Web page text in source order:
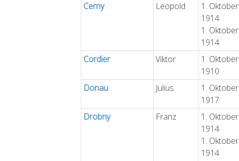
Cerny Leopold
1. Oktober
1914
1. Oktober
1914
Cordier Viktor
1. Oktober
1910
Donau Julius
1. Oktober
1917
Drobny Franz
1. Oktober
1914
1. Oktober
1914